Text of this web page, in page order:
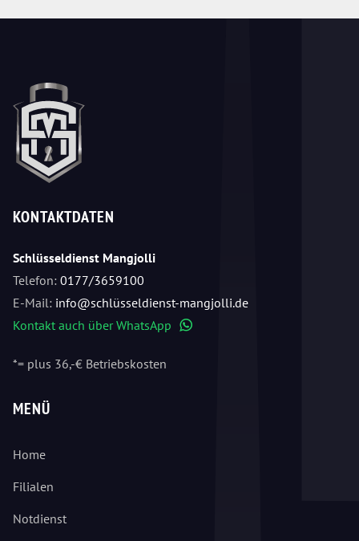
KONTAKTDATEN
Schlüsseldienst Mangjolli
Telefon: 0177/3659100
E-Mail: info@schlüsseldienst-mangjolli.de
Kontakt auch über WhatsApp
*= plus 36,-€ Betriebskosten
MENÜ
Home
Filialen
Notdienst